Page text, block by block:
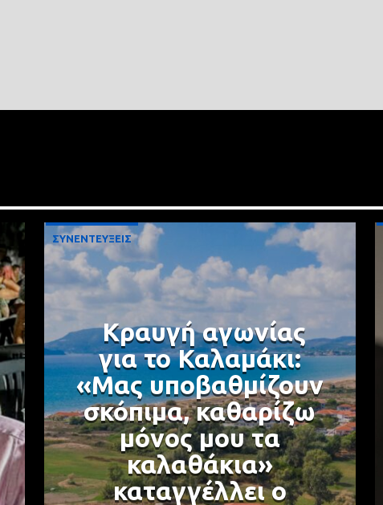
ΣΥΝΕΝΤΕΥΞΕΙΣ
Κραυγή αγωνίας
για το Καλαμάκι:
«Μας υποβαθμίζουν
σκόπιμα, καθαρίζω
μόνος μου τα
καλαθάκια»
καταγγέλλει ο